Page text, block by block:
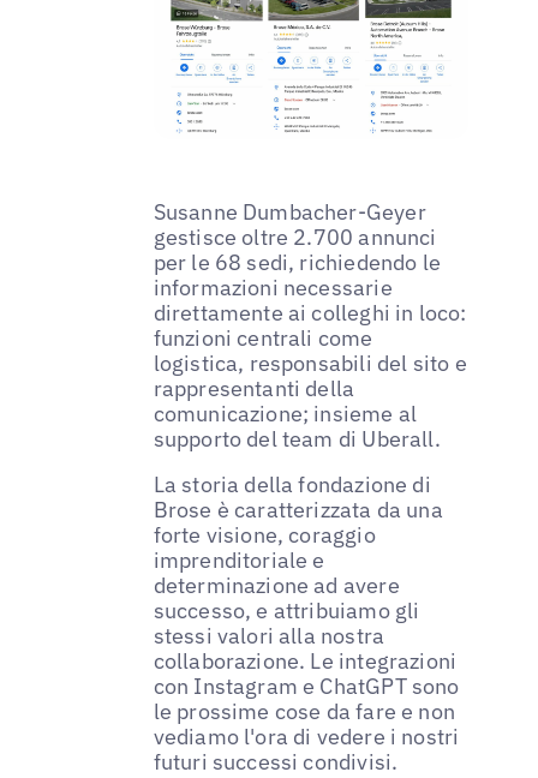
Susanne Dumbacher-Geyer
gestisce oltre 2.700 annunci
per le 68 sedi, richiedendo le
informazioni necessarie
direttamente ai colleghi in loco:
funzioni centrali come
logistica, responsabili del sito e
rappresentanti della
comunicazione; insieme al
supporto del team di Uberall.
La storia della fondazione di
Brose è caratterizzata da una
forte visione, coraggio
imprenditoriale e
determinazione ad avere
successo, e attribuiamo gli
stessi valori alla nostra
collaborazione. Le integrazioni
con Instagram e ChatGPT sono
le prossime cose da fare e non
vediamo l'ora di vedere i nostri
futuri successi condivisi.